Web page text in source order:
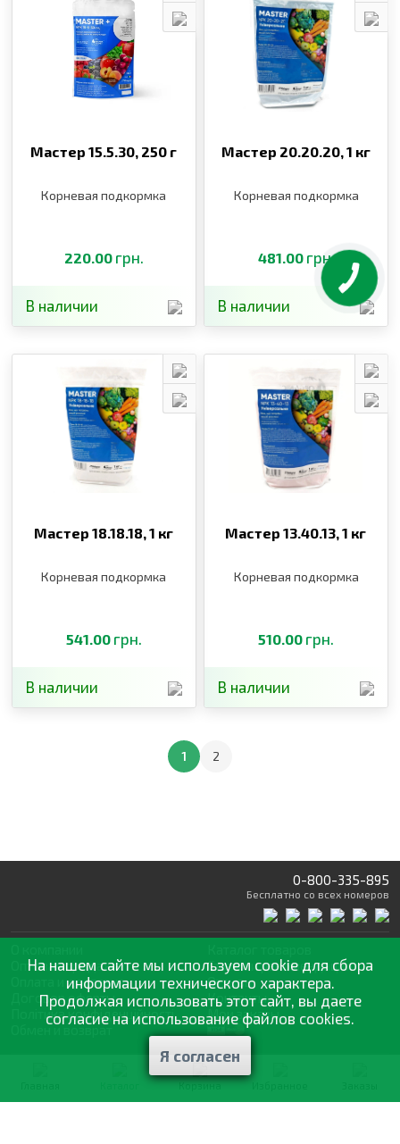
Мастер 15.5.30, 250 г
Корневая подкормка
220.00 грн.
В наличии
Мастер 20.20.20,1 кг
Корневая подкормка
481.00 грн.
В наличии
Мастер 18.18.18,1 кг
Корневая подкормка
541.00 грн.
В наличии
Мастер 13.40.13,1 кг
Корневая подкормка
510.00 грн.
В наличии
1 2
0-800-335-895
Бесплатно со всех номеров
Оптовая продажа
Оплата и доставка
Договор оферты
Політика конфіденційності
Обмен и возврат
Статьии рекомендации
Отзывы
Контакты
Мои заказы
наилучшее для вашего урожая
Корзина
На нашем сайте мы используем cookie для сбора
информации технического характера.
Продолжая использовать этот сайт, вы даете
согласие на использование файлов cookies.
Я согласен